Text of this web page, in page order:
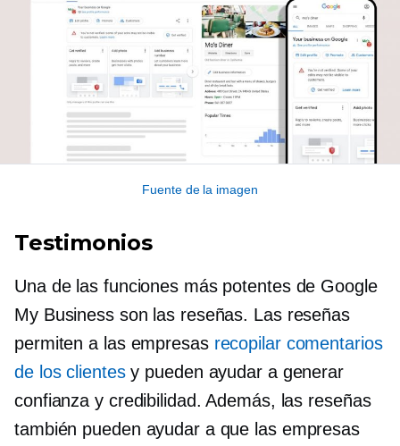
Fuente de la imagen
Testimonios
Una de las funciones más potentes de Google
My Business son las reseñas. Las reseñas
permiten a las empresas recopilar comentarios
de los clientesy pueden ayudar a generar
confianza y credibilidad. Además, las reseñas
también pueden ayudar a que las empresas